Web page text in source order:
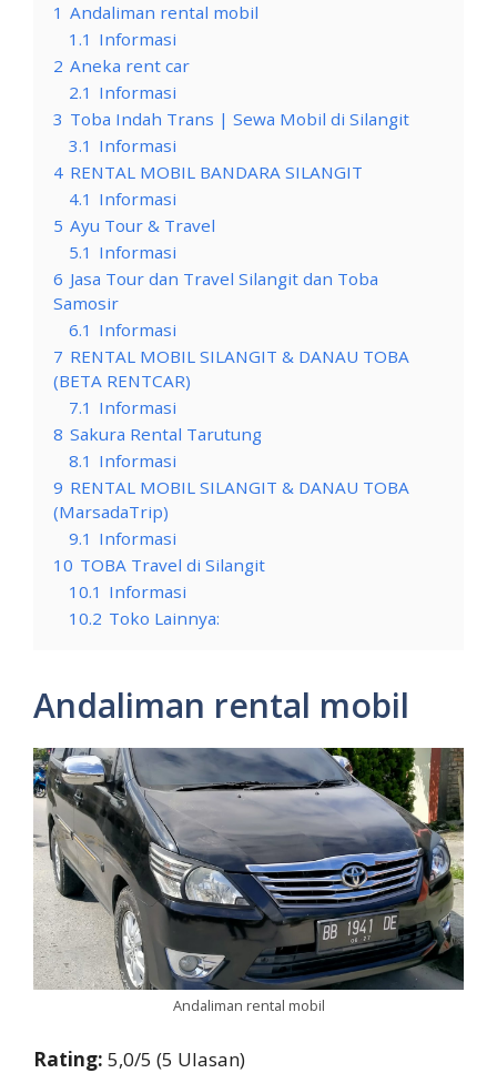
1 Andaliman rental mobil
1.1 Informasi
2 Aneka rent car
2.1 Informasi
3 Toba Indah Trans | Sewa Mobil di Silangit
3.1 Informasi
4 RENTAL MOBIL BANDARA SILANGIT
4.1 Informasi
5 Ayu Tour & Travel
5.1 Informasi
6 Jasa Tour dan Travel Silangit dan Toba
Samosir
6.1 Informasi
7 RENTAL MOBIL SILANGIT & DANAU TOBA
(BETA RENTCAR)
7.1 Informasi
8 Sakura Rental Tarutung
8.1 Informasi
9 RENTAL MOBIL SILANGIT & DANAU TOBA
(MarsadaTrip)
9.1 Informasi
10 TOBA Travel di Silangit
10.1 Informasi
10.2 Toko Lainnya:
Andaliman rental mobil
Andaliman rental mobil
Rating: 5,0/5 (5 Ulasan)